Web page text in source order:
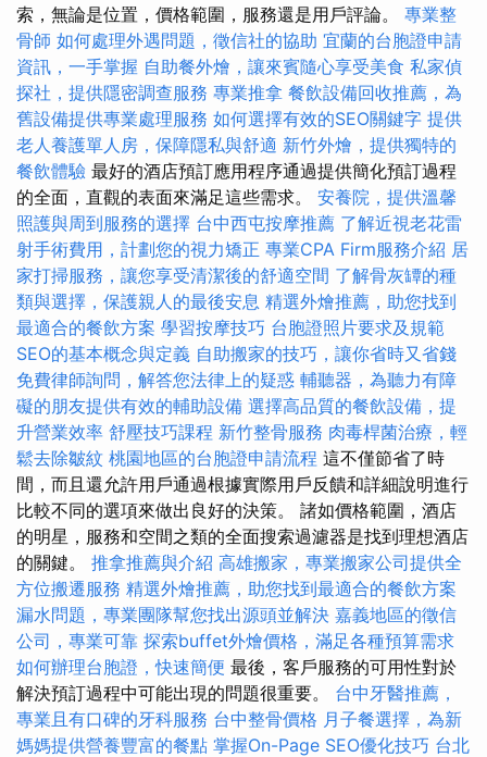
索，無論是位置，價格範圍，服務還是用戶評論。 專業整
骨師 如何處理外遇問題，徵信社的協助 宜蘭的台胞證申請
資訊，一手掌握 自助餐外燴，讓來賓隨心享受美食 私家偵
探社，提供隱密調查服務 專業推拿 餐飲設備回收推薦，為
舊設備提供專業處理服務 如何選擇有效的SEO關鍵字 提供
老人養護單人房，保障隱私與舒適 新竹外燴，提供獨特的
餐飲體驗 最好的酒店預訂應用程序通過提供簡化預訂過程
的全面，直觀的表面來滿足這些需求。 安養院，提供溫馨
照護與周到服務的選擇 台中西屯按摩推薦 了解近視老花雷
射手術費用，計劃您的視力矯正 專業CPA Firm服務介紹 居
家打掃服務，讓您享受清潔後的舒適空間 了解骨灰罈的種
類與選擇，保護親人的最後安息 精選外燴推薦，助您找到
最適合的餐飲方案 學習按摩技巧 台胞證照片要求及規範
SEO的基本概念與定義 自助搬家的技巧，讓你省時又省錢
免費律師詢問，解答您法律上的疑惑 輔聽器，為聽力有障
礙的朋友提供有效的輔助設備 選擇高品質的餐飲設備，提
升營業效率 舒壓技巧課程 新竹整骨服務 肉毒桿菌治療，輕
鬆去除皺紋 桃園地區的台胞證申請流程 這不僅節省了時
間，而且還允許用戶通過根據實際用戶反饋和詳細說明進行
比較不同的選項來做出良好的決策。 諸如價格範圍，酒店
的明星，服務和空間之類的全面搜索過濾器是找到理想酒店
的關鍵。 推拿推薦與介紹 高雄搬家，專業搬家公司提供全
方位搬遷服務 精選外燴推薦，助您找到最適合的餐飲方案
漏水問題，專業團隊幫您找出源頭並解決 嘉義地區的徵信
公司，專業可靠 探索buffet外燴價格，滿足各種預算需求
如何辦理台胞證，快速簡便 最後，客戶服務的可用性對於
解決預訂過程中可能出現的問題很重要。 台中牙醫推薦，
專業且有口碑的牙科服務 台中整骨價格 月子餐選擇，為新
媽媽提供營養豐富的餐點 掌握On-Page SEO優化技巧 台北